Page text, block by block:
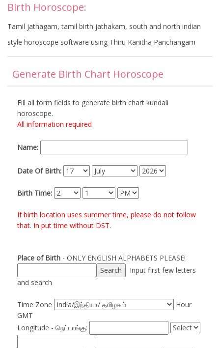
Birth Horoscope:
Tamil jathagam, tamil birth jathakam, south and north indian
style horoscope software using Thiru Kanitha Panchangam
Generate Birth Chart Horoscope
Fill all form fields to generate birth chart kundali
horoscope.
All information required
Name:
Date Of Birth:
Birth Time:
If birth location uses summer time, please do not follow
that. In put time without DST.
Place of Birth - ONLY ENGLISH ALPHABETS PLEASE!
Input first few letters
and search
Time Zone
Hour
GMT
Longitude - நெட்டாங்கு: